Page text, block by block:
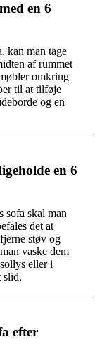
en 6
kan man tage
af ​​rummet
omkring
til at tilføje
og en
en 6
sofa skal man
det at
støv og
vaske dem
eller i
slid.
efter